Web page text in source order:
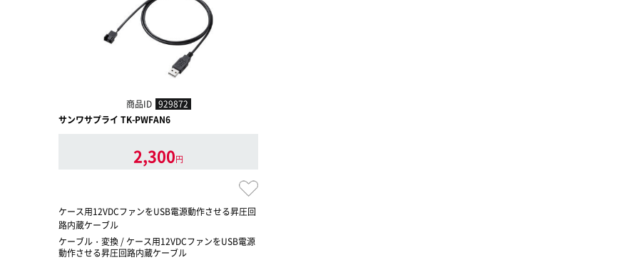
商品ID 929872
サンワサプライ TK-PWFAN6
2,300円
ケース用12VDCファンをUSB電源動作させる昇圧回
路内蔵ケーブル
ケーブル・変換 / ケース用12VDCファンをUSB電源
動作させる昇圧回路内蔵ケーブル